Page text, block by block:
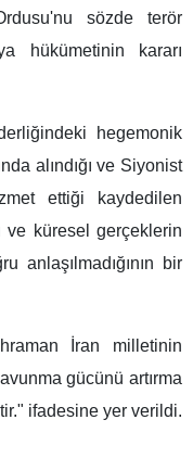
sözde terör
hükümetinin kararı
hegemonik
alındığı ve Siyonist
ettiği kaydedilen
ve küresel gerçeklerin
anlaşılmadığının bir
İran milletinin
gücünü artırma
ifadesine yer verildi.